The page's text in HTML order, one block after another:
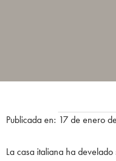
Publicada en: 17 de enero
La casa italiana ha